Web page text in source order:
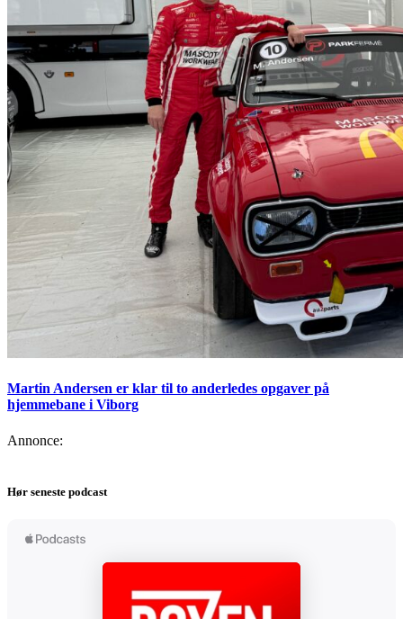
Martin Andersen er klar til to anderledes opgaver på
hjemmebane i Viborg
Annonce:
Hør seneste podcast